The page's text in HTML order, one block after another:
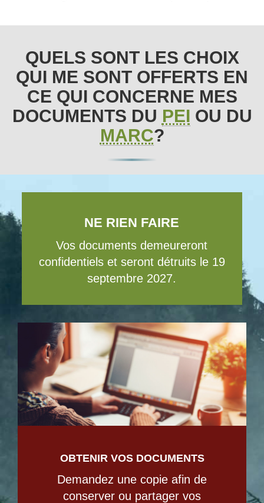
QUELS SONT LES CHOIX
QUI ME SONT OFFERTS EN
CE QUI CONCERNE MES
DOCUMENTS DU PEI OU DU
MARC?
NE RIEN FAIRE
Vos documents demeureront
confidentiels et seront détruits le 19
septembre 2027.
OBTENIR VOS DOCUMENTS
Demandez une copie afin de
conserver ou partager vos